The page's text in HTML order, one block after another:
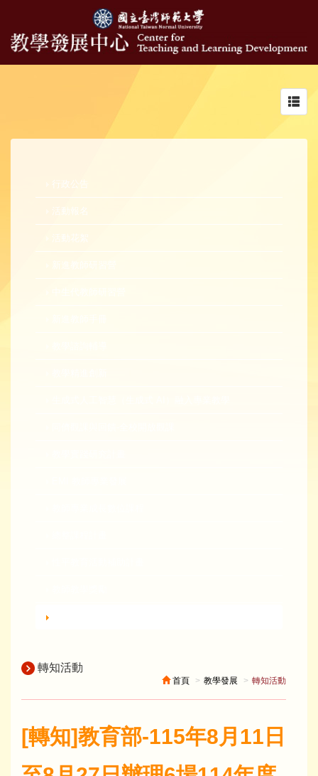
行政公告
活動報名
活動花絮
新進教師研習營
轉知活動
首頁 教學發展 轉知活動
[轉知]教育部-115年8月11日